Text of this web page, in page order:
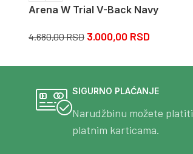
Arena W Trial V-Back Navy
4.680,00RSD 3.000,00 RSD
SIGURNO PLAĆANJE
Narudžbinu možete platiti
platnim karticama.